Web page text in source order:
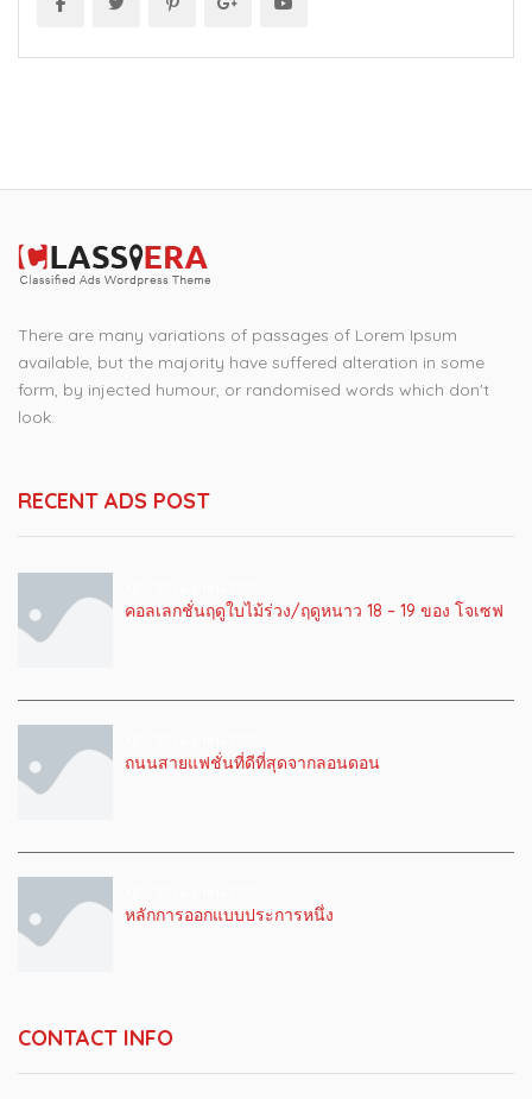
There are many variations of passages of Lorem Ipsum
available, but the majority have suffered alteration in some
form, by injected humour, or randomised words which don't
look.
RECENT ADS POST
คอลเลกชั่นฤดูใบไม้ร่วง/ฤดูหนาว 18 – 19 ของ โจเซฟ
ถนนสายแฟชั่นที่ดีที่สุดจากลอนดอน
หลักการออกแบบประการหนึ่ง
CONTACT INFO